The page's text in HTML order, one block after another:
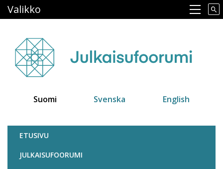
pääsisältöön
Main navigation
Valikko
Suomi Svenska English
Julkaisufoorumi
ETUSIVU
JULKAISUFOORUMI